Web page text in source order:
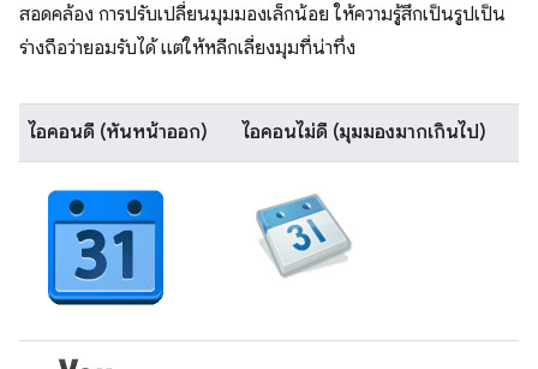
สอดคล้อง การปรับเปลี่ยนมุมมองเล็กน้อย ให้ความรู้สึกเป็นรูปเป็น
ร่างถือว่ายอมรับได้ แต่ให้หลีกเลี่ยงมุมที่น่าทึ่ง
ไอคอนดี (หันหน้าออก) ไอคอนไม่ดี (มุมมองมากเกินไป)